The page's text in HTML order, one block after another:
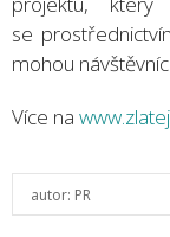
se
mohou
Více na
autor: PR